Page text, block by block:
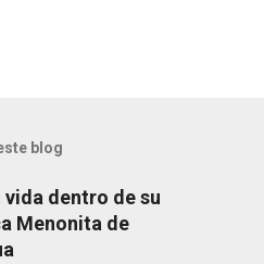
blog
dentro de su
Menonita de